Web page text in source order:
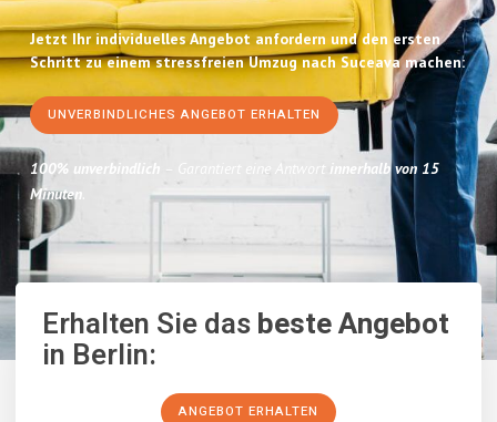
Jetzt Ihr individuelles Angebot anfordern und den ersten
Schritt zu einem stressfreien Umzug nach Suceava machen:
UNVERBINDLICHES ANGEBOT ERHALTEN
100% unverbindlich – Garantiert eine Antwort innerhalb von 15
Minuten.
Erhalten Sie dasbeste Angebot
in Berlin:
ANGEBOT ERHALTEN